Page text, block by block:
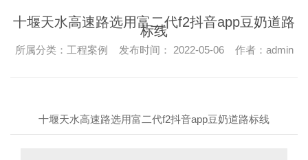
十堰天水高速路选用富二代f2抖音app豆奶道路
标线
所属分类：工程案例 发布时间： 2022-05-06 作者：admin
十堰天水高速路选用富二代f2抖音app豆奶道路标线